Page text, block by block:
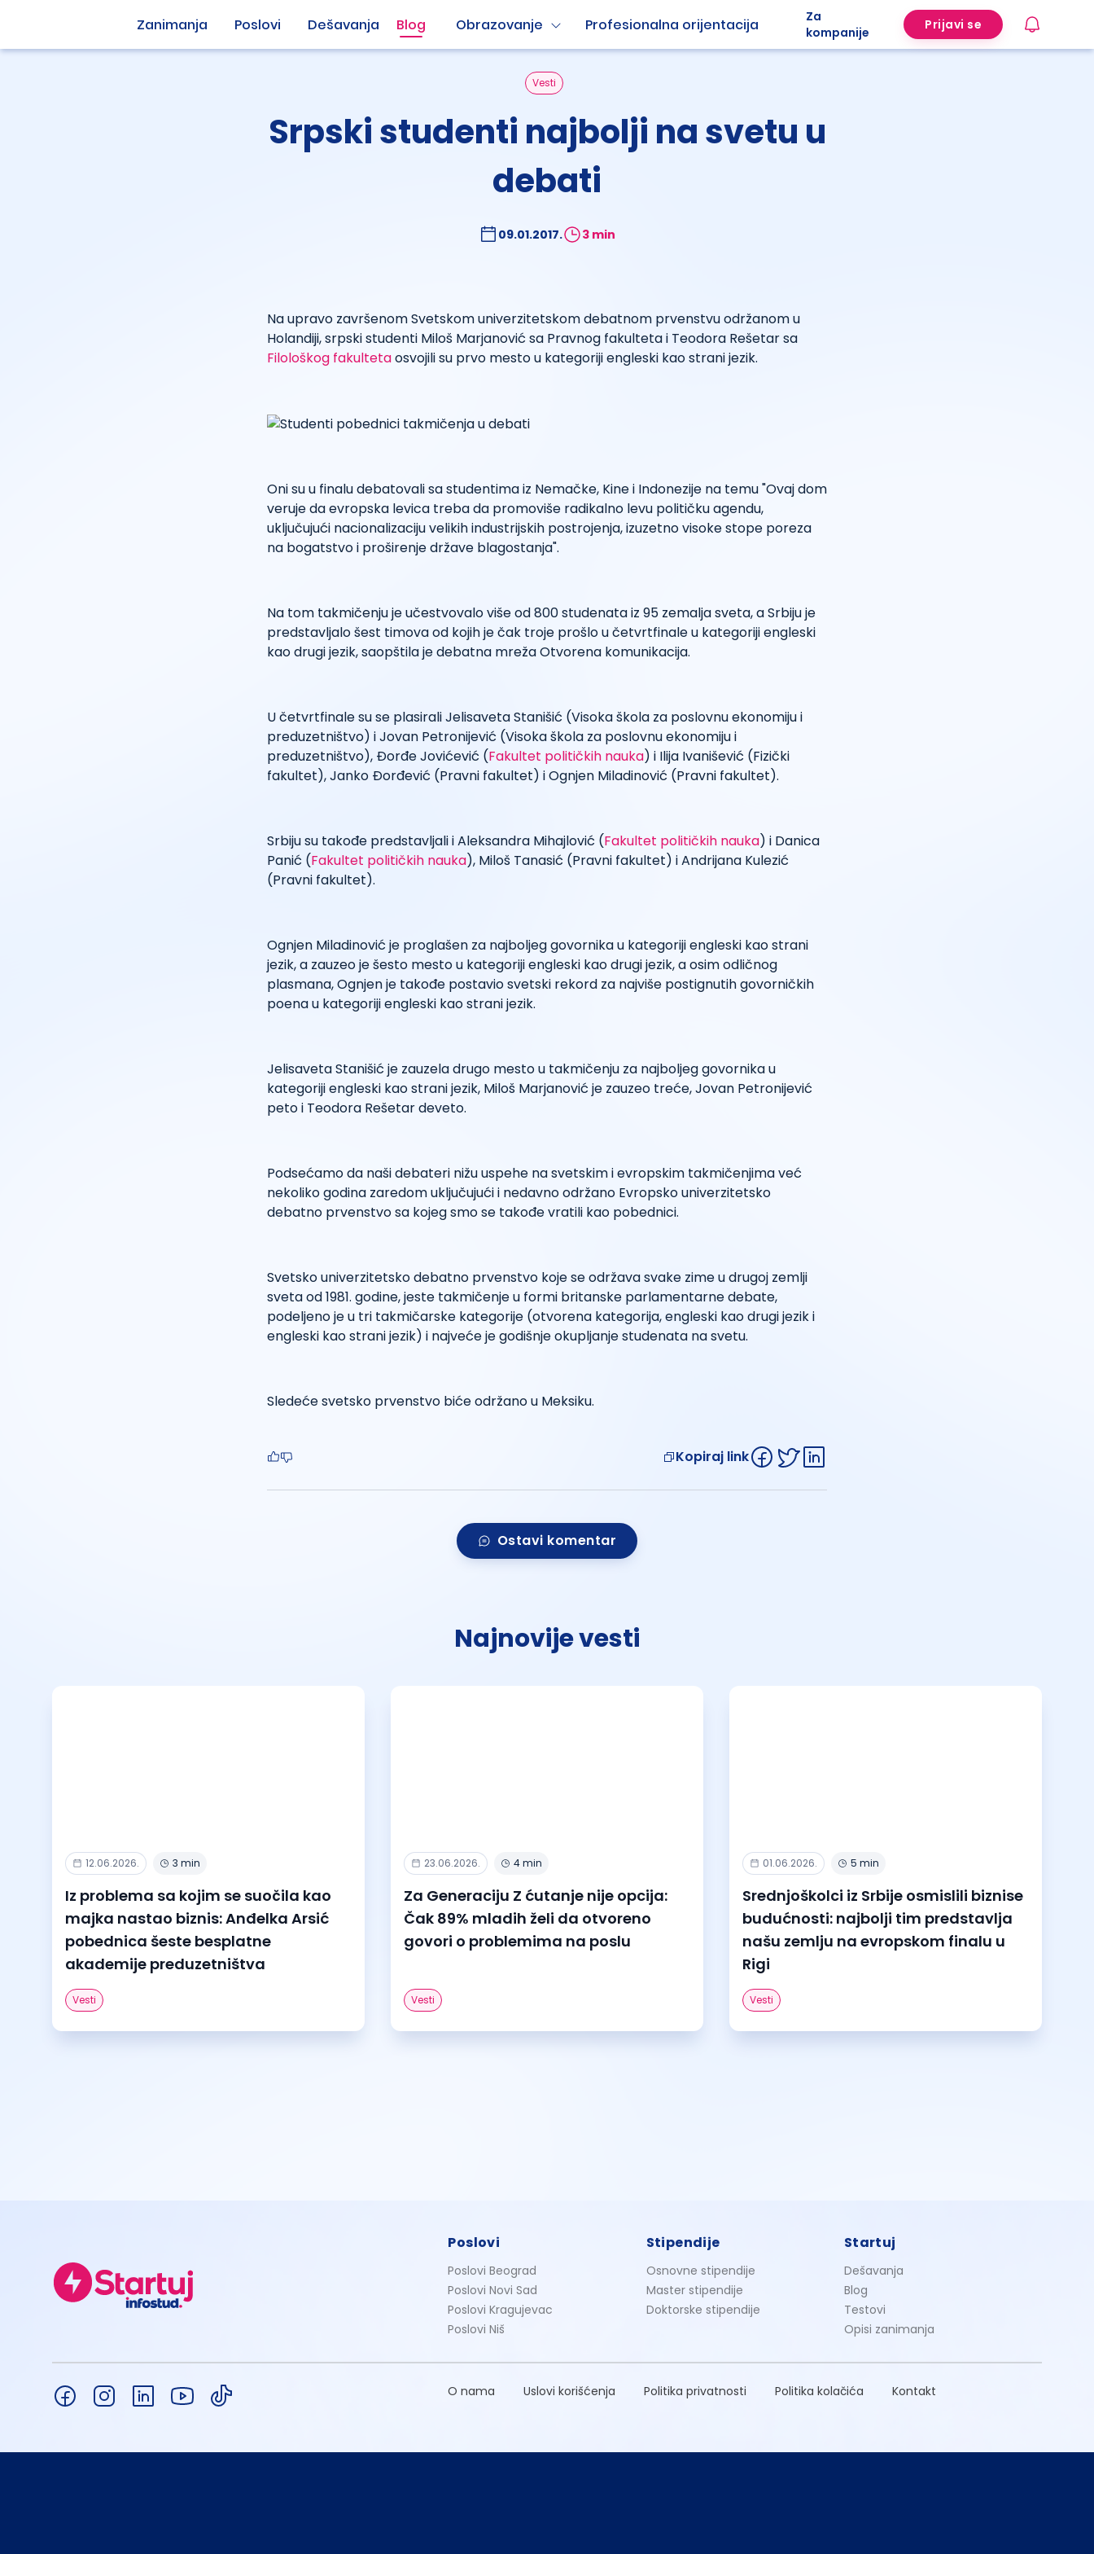
Zanimanja Poslovi Dešavanja Blog Obrazovanje Profesionalna orijentacija
Za
kompanije
Prijavi se
Vesti
Srpski studenti najbolji na svetu u
debati
09.01.2017. 3 min
Na upravo završenom Svetskom univerzitetskom debatnom prvenstvu održanom u
Holandiji, srpski studenti Miloš Marjanović sa Pravnog fakulteta i Teodora Rešetar sa
Filološkog fakultetaosvojili su prvo mesto u kategoriji engleski kao strani jezik.
Oni su u finalu debatovali sa studentima iz Nemačke, Kine i Indonezije na temu "Ovaj dom
veruje da evropska levica treba da promoviše radikalno levu političku agendu,
uključujući nacionalizaciju velikih industrijskih postrojenja, izuzetno visoke stope poreza
na bogatstvo i proširenje države blagostanja".
Na tom takmičenju je učestvovalo više od 800 studenata iz 95 zemalja sveta, a Srbiju je
predstavljalo šest timova od kojih je čak troje prošlo u četvrtfinale u kategoriji engleski
kao drugi jezik, saopštila je debatna mreža Otvorena komunikacija.
U četvrtfinale su se plasirali Jelisaveta Stanišić (Visoka škola za poslovnu ekonomiju i
preduzetništvo) i Jovan Petronijević (Visoka škola za poslovnu ekonomiju i
preduzetništvo), Đorđe Jovićević (Fakultet političkih nauka) i Ilija Ivanišević (Fizički
fakultet), Janko Đorđević (Pravni fakultet) i Ognjen Miladinović (Pravni fakultet).
Srbiju su takođe predstavljali i Aleksandra Mihajlović (Fakultet političkih nauka) i Danica
Panić (Fakultet političkih nauka), Miloš Tanasić (Pravni fakultet) i Andrijana Kulezić
(Pravni fakultet).
Ognjen Miladinović je proglašen za najboljeg govornika u kategoriji engleski kao strani
jezik, a zauzeo je šesto mesto u kategoriji engleski kao drugi jezik, a osim odličnog
plasmana, Ognjen je takođe postavio svetski rekord za najviše postignutih govorničkih
poena u kategoriji engleski kao strani jezik.
Jelisaveta Stanišić je zauzela drugo mesto u takmičenju za najboljeg govornika u
kategoriji engleski kao strani jezik, Miloš Marjanović je zauzeo treće, Jovan Petronijević
peto i Teodora Rešetar deveto.
Podsećamo da naši debateri nižu uspehe na svetskim i evropskim takmičenjima već
nekoliko godina zaredom uključujući i nedavno održano Evropsko univerzitetsko
debatno prvenstvo sa kojeg smo se takođe vratili kao pobednici.
Svetsko univerzitetsko debatno prvenstvo koje se održava svake zime u drugoj zemlji
sveta od 1981. godine, jeste takmičenje u formi britanske parlamentarne debate,
podeljeno je u tri takmičarske kategorije (otvorena kategorija, engleski kao drugi jezik i
engleski kao strani jezik) i najveće je godišnje okupljanje studenata na svetu.
Sledeće svetsko prvenstvo biće održano u Meksiku.
Kopiraj link
Ostavi komentar
Najnovije vesti
12.06.2026. 3 min
Iz problema sa kojim se suočila kao
majka nastao biznis: Anđelka Arsić
pobednica šeste besplatne
akademije preduzetništva
Vesti
23.06.2026. 4 min
Za Generaciju Z ćutanje nije opcija:
Čak 89% mladih želi da otvoreno
govori o problemima na poslu
Vesti
01.06.2026. 5 min
Srednjoškolci iz Srbije osmislili biznise
budućnosti: najbolji tim predstavlja
našu zemlju na evropskom finalu u
Rigi
Vesti
Poslovi
Poslovi Beograd
Poslovi Novi Sad
Poslovi Kragujevac
Poslovi Niš
Stipendije
Osnovne stipendije
Master stipendije
Doktorske stipendije
Startuj
Dešavanja
Blog
Testovi
Opisi zanimanja
O nama Uslovi korišćenja Politika privatnosti Politika kolačića Kontakt